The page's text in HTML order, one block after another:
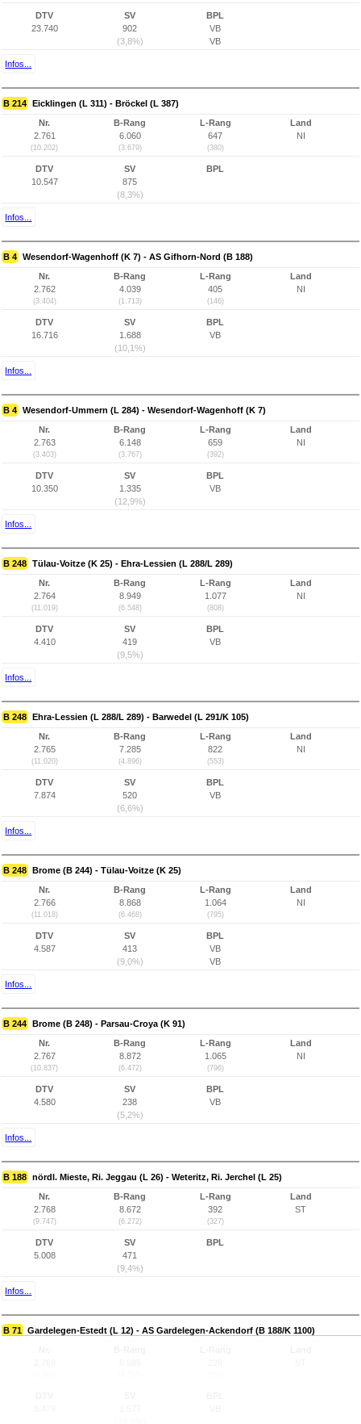
DTV
23.740
SV
902
(3,8%)
BPL
VB
VB
Infos...
B 214 Eicklingen (L 311) - Bröckel (L 387)
Nr.
2.761
(10.202)
B-Rang
6.060
(3.679)
L-Rang
647
(380)
Land
NI
DTV
10.547
SV
875
(8,3%)
BPL
Infos...
B 4 Wesendorf-Wagenhoff (K 7) - AS Gifhorn-Nord (B 188)
Nr.
2.762
(3.404)
B-Rang
4.039
(1.713)
L-Rang
405
(146)
Land
NI
DTV
16.716
SV
1.688
(10,1%)
BPL
VB
Infos...
B 4 Wesendorf-Ummern (L 284) - Wesendorf-Wagenhoff (K 7)
Nr.
2.763
(3.403)
B-Rang
6.148
(3.767)
L-Rang
659
(392)
Land
NI
DTV
10.350
SV
1.335
(12,9%)
BPL
VB
Infos...
B 248 Tülau-Voitze (K 25) - Ehra-Lessien (L 288/L 289)
Nr.
2.764
(11.019)
B-Rang
8.949
(6.548)
L-Rang
1.077
(808)
Land
NI
DTV
4.410
SV
419
(9,5%)
BPL
VB
Infos...
B 248 Ehra-Lessien (L 288/L 289) - Barwedel (L 291/K 105)
Nr.
2.765
(11.020)
B-Rang
7.285
(4.896)
L-Rang
822
(553)
Land
NI
DTV
7.874
SV
520
(6,6%)
BPL
VB
Infos...
B 248 Brome (B 244) - Tülau-Voitze (K 25)
Nr.
2.766
(11.018)
B-Rang
8.868
(6.468)
L-Rang
1.064
(795)
Land
NI
DTV
4.587
SV
413
(9,0%)
BPL
VB
VB
Infos...
B 244 Brome (B 248) - Parsau-Croya (K 91)
Nr.
2.767
(10.837)
B-Rang
8.872
(6.472)
L-Rang
1.065
(796)
Land
NI
DTV
4.580
SV
238
(5,2%)
BPL
VB
Infos...
B 188 nördl. Mieste, Ri. Jeggau (L 26) - Weteritz, Ri. Jerchel (L 25)
Nr.
2.768
(9.747)
B-Rang
8.672
(6.272)
L-Rang
392
(327)
Land
ST
DTV
5.008
SV
471
(9,4%)
BPL
Infos...
B 71 Gardelegen-Estedt (L 12) - AS Gardelegen-Ackendorf (B 188/K 1100)